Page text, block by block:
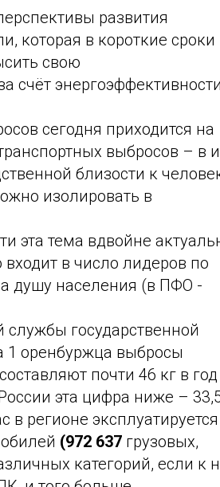
развития
которая в короткие сроки
свою
счёт
сегодня приходится на
выбросов – в
близости к
изолировать в
эта тема вдвойне
в число лидеров по
душу населения (в ПФО -
государственной
1 оренбуржца выбросы
почти 46 кг в год
эта цифра ниже –
в регионе эксплуатируется
(972 637 грузовых,
категорий, если к